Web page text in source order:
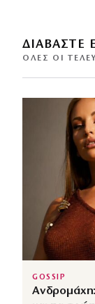
ΔΙΑΒΑΣΤΕ
ΌΛΕΣ ΟΙ
GOSSIP